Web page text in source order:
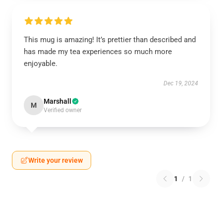
This mug is amazing! It’s prettier than described and
has made my tea experiences so much more
enjoyable.
Dec 19, 2024
M Marshall
Verified owner
Write your review
1 / 1